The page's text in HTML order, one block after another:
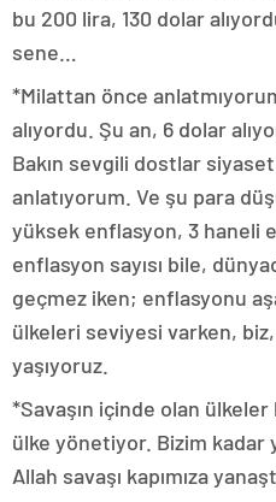
bu 200 lira, 130 dolar
sene…
*Milattan önce
alıyordu. Şu an, 6 dolar
Bakın sevgili dostlar
anlatıyorum. Ve şu para
yüksek enflasyon, 3 haneli
enflasyon sayısı bile,
geçmez iken; enflasyonu
ülkeleri seviyesi varken,
yaşıyoruz.
*Savaşın içinde olan
ülke yönetiyor. Bizim kadar
Allah savaşı kapımıza